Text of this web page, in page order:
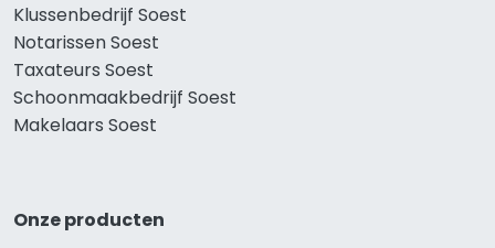
Klussenbedrijf Soest
Notarissen Soest
Taxateurs Soest
Schoonmaakbedrijf Soest
Makelaars Soest
Onze producten